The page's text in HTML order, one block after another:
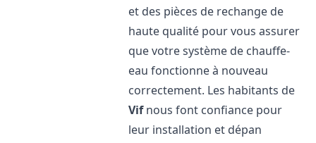
et des pièces de rechange de
haute qualité pour vous assurer
que votre système de chauffe-
eau fonctionne à nouveau
correctement. Les habitants de
Vifnous font confiance pour
leur installation et dépan